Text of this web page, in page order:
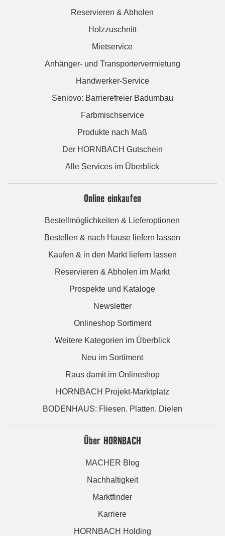
Reservieren & Abholen
Holzzuschnitt
Mietservice
Anhänger- und Transportervermietung
Handwerker-Service
Seniovo: Barrierefreier Badumbau
Farbmischservice
Produkte nach Maß
Der HORNBACH Gutschein
Alle Services im Überblick
Online einkaufen
Bestellmöglichkeiten & Lieferoptionen
Bestellen & nach Hause liefern lassen
Kaufen & in den Markt liefern lassen
Reservieren & Abholen im Markt
Prospekte und Kataloge
Newsletter
Onlineshop Sortiment
Weitere Kategorien im Überblick
Neu im Sortiment
Raus damit im Onlineshop
HORNBACH Projekt-Marktplatz
BODENHAUS: Fliesen. Platten. Dielen
Über HORNBACH
MACHER Blog
Nachhaltigkeit
Marktfinder
Karriere
HORNBACH Holding